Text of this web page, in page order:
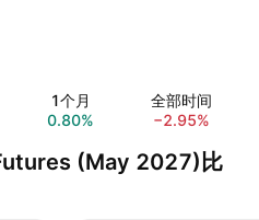
1个月
0.80%
全部时间
−2.95%
(May 2027)比